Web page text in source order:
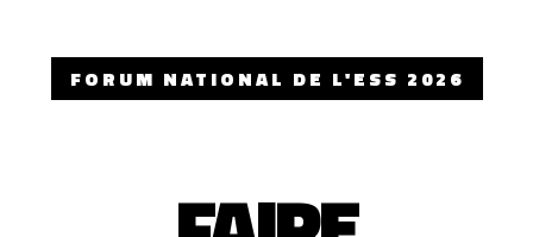
FORUM NATIONAL DE L'ESS 2026